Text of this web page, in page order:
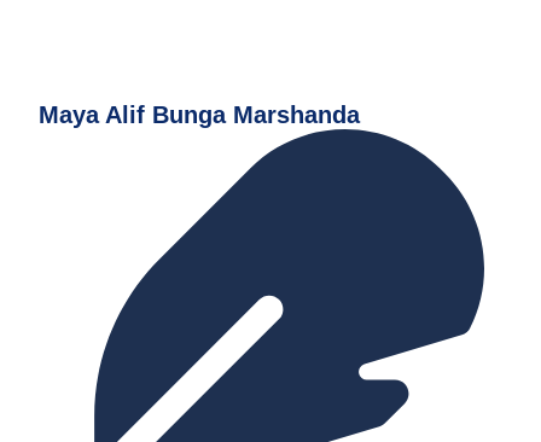
Maya Alif Bunga Marshanda